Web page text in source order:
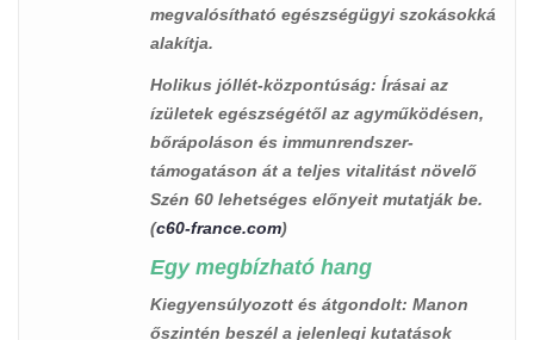
megvalósítható egészségügyi szokásokká
alakítja.
Holikus jóllét-központúság: Írásai az
ízületek egészségétől az agyműködésen,
bőrápoláson és immunrendszer-
támogatáson át a teljes vitalitást növelő
Szén 60 lehetséges előnyeit mutatják be.
(c60-france.com)
Egy megbízható hang
Kiegyensúlyozott és átgondolt: Manon
őszintén beszél a jelenlegi kutatások